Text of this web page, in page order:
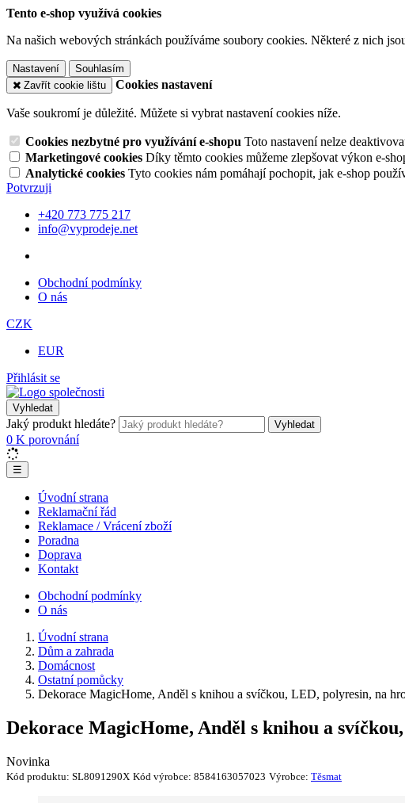
Tento e-shop využívá cookies
Na našich webových stránkách používáme soubory cookies. Některé z nich
Nastavení
Souhlasím
Zavřít cookie lištu
Cookies nastavení
Vaše soukromí je důležité. Můžete si vybrat nastavení cookies níže.
Cookies nezbytné pro využívání e-shopu Toto nastavení nelze
Marketingové cookies Díky těmto cookies můžeme zlepšovat výkon e-
Analytické cookies Tyto cookies nám pomáhají pochopit, jak e-shop
Potvrzuji
+420 773 775 217
info@vyprodeje.net
Obchodní podmínky
O nás
CZK
EUR
Přihlásit se
Vyhledat
Jaký produkt hledáte? Vyhledat
0 K porovnání
☰
Úvodní strana
Reklamační řád
Reklamace / Vrácení zboží
Poradna
Doprava
Kontakt
Obchodní podmínky
O nás
Úvodní strana
Dům a zahrada
Domácnost
Ostatní pomůcky
Dekorace MagicHome, Anděl s knihou a svíčkou, LED, polyresin, na
Dekorace MagicHome, Anděl s knihou a
Novinka
Kód produktu: SL8091290X Kód výrobce: 8584163057023 Výrobce: Těsmat